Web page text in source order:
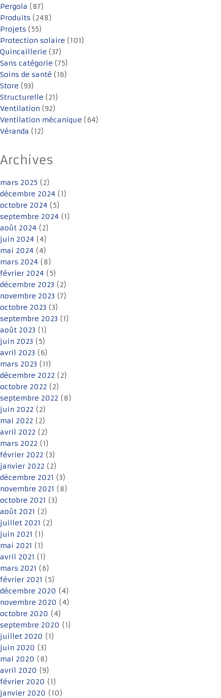
Pergola (87)
Produits (248)
Projets (55)
Protection solaire (101)
Quincaillerie (37)
Sans catégorie (75)
Soins de santé (16)
Store (93)
Structurelle (21)
Ventilation (92)
Ventilation mécanique (64)
Véranda (12)
Archives
mars 2025 (2)
décembre 2024 (1)
octobre 2024 (5)
septembre 2024 (1)
août 2024 (2)
juin 2024 (4)
mai 2024 (4)
mars 2024 (8)
février 2024 (5)
décembre 2023 (2)
novembre 2023 (7)
octobre 2023 (3)
septembre 2023 (1)
août 2023 (1)
juin 2023 (5)
avril 2023 (6)
mars 2023 (11)
décembre 2022 (2)
octobre 2022 (2)
septembre 2022 (8)
juin 2022 (2)
mai 2022 (2)
avril 2022 (2)
mars 2022 (1)
février 2022 (3)
janvier 2022 (2)
décembre 2021 (3)
novembre 2021 (8)
octobre 2021 (3)
août 2021 (2)
juillet 2021 (2)
juin 2021 (1)
mai 2021 (1)
avril 2021 (1)
mars 2021 (6)
février 2021 (5)
décembre 2020 (4)
novembre 2020 (4)
octobre 2020 (4)
septembre 2020 (1)
juillet 2020 (1)
juin 2020 (3)
mai 2020 (8)
avril 2020 (9)
février 2020 (1)
janvier 2020 (10)